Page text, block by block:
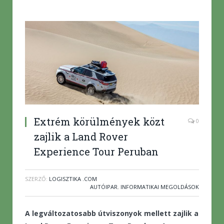
Extrém körülmények közt
zajlik a Land Rover
Experience Tour Peruban
0
SZERZŐ: LOGISZTIKA .COM
AUTÓIPAR, INFORMATIKAI MEGOLDÁSOK
A legváltozatosabb útviszonyok mellett zajlik a